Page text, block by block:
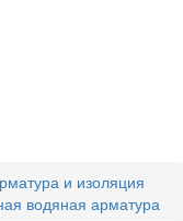
и изоляция
водяная арматура